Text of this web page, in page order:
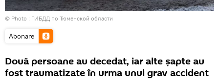
© Photo : ГИБДД по Тюменской области
Abonare
Două persoane au decedat, iar alte șapte au
fost traumatizate în urma unui grav accident